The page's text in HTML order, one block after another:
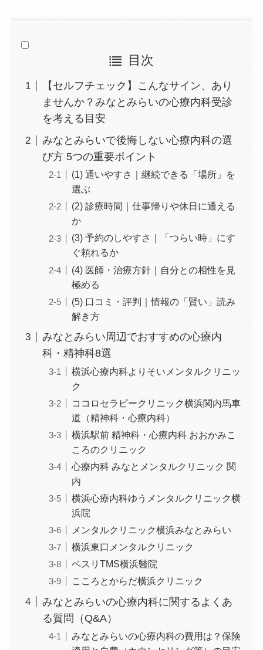
目次
【セルフチェック】こんなサイン、あり
ませんか？みなとみらいの心療内科受診
を考える目安
みなとみらいで後悔しない心療内科の選
び方 5つの重要ポイント
(1) 通いやすさ｜継続できる「場所」を
選ぶ
(2) 診療時間｜仕事帰りや休日に通える
か
(3) 予約のしやすさ｜「つらい時」にす
ぐ頼れるか
(4) 医師・治療方針｜自分との相性を見
極める
(5) 口コミ・評判｜情報の「賢い」読み
解き方
みなとみらい周辺でおすすめの心療内
科・精神科8選
横浜心療内科よりそいメンタルクリニッ
ク
ココロセラピークリニック横浜関内馬車
道（精神科・心療内科）
横浜駅前 精神科・心療内科 おおかみこ
ころのクリニック
心療内科 みなとメンタルクリニック 関
内
横浜心療内科ゆうメンタルクリニック横
浜院
メンタルクリニック横浜みなとみらい
横浜東口メンタルクリニック
ベスリTMS横浜醫院
こころとからだ横浜クリニック
みなとみらいの心療内科に関するよくあ
る質問（Q&A）
みなとみらいの心療内科の費用は？保険